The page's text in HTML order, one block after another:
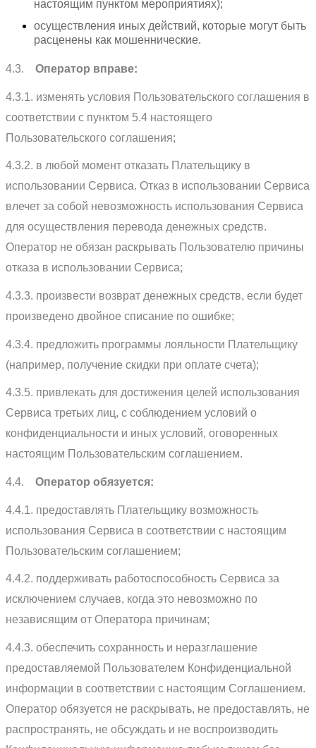
настоящим пунктом мероприятиях);
осуществления иных действий, которые могут быть
расценены как мошеннические.
4.3. Оператор вправе:
4.3.1. изменять условия Пользовательского соглашения в
соответствии с пунктом 5.4 настоящего
Пользовательского соглашения;
4.3.2. в любой момент отказать Плательщику в
использовании Сервиса. Отказ в использовании Сервиса
влечет за собой невозможность использования Сервиса
для осуществления перевода денежных средств.
Оператор не обязан раскрывать Пользователю причины
отказа в использовании Сервиса;
4.3.3. произвести возврат денежных средств, если будет
произведено двойное списание по ошибке;
4.3.4. предложить программы лояльности Плательщику
(например, получение скидки при оплате счета);
4.3.5. привлекать для достижения целей использования
Сервиса третьих лиц, с соблюдением условий о
конфиденциальности и иных условий, оговоренных
настоящим Пользовательским соглашением.
4.4. Оператор обязуется:
4.4.1. предоставлять Плательщику возможность
использования Сервиса в соответствии с настоящим
Пользовательским соглашением;
4.4.2. поддерживать работоспособность Сервиса за
исключением случаев, когда это невозможно по
независящим от Оператора причинам;
4.4.3. обеспечить сохранность и неразглашение
предоставляемой Пользователем Конфиденциальной
информации в соответствии с настоящим Соглашением.
Оператор обязуется не раскрывать, не предоставлять, не
распространять, не обсуждать и не воспроизводить